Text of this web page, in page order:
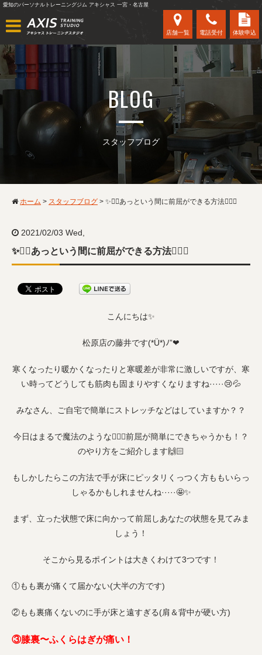
愛知のパーソナルトレーニングジム アキシャス 一宮・名古屋
店舗一覧 電話受付 体験申込
BLOG
スタッフブログ
ホーム > スタッフブログ > ✨🧞‍♀️あっという間に前屈ができる方法🧞‍♀️✨
2021/02/03 Wed,
✨🧞‍♀️あっという間に前屈ができる方法🧞‍♀️✨
こんにちは✨
松原店の藤井です(*Ü*)ﾉ”❤
寒くなったり暖かくなったりと寒暖差が非常に激しいですが、寒
い時ってどうしても筋肉も固まりやすくなりますね·····😢💦
みなさん、ご自宅で簡単にストレッチなどはしていますか？？
今日はまるで魔法のような🧞‍♀️✨前屈が簡単にできちゃうかも！？
のやり方をご紹介します🙌🏻
もしかしたらこの方法で手が床にピッタリくっつく方ももいらっ
しゃるかもしれませんね·····🤩✨
まず、立った状態で床に向かって前屈しあなたの状態を見てみま
しょう！
そこから見るポイントは大きくわけて3つです！
①もも裏が痛くて届かない(大半の方です)
②もも裏痛くないのに手が床と遠すぎる(肩＆背中が硬い方)
③膝裏〜ふくらはぎが痛い！